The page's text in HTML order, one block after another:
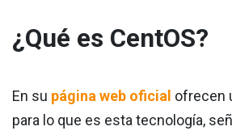
¿Qué es CentOS?
En su página web oficial ofrecen
para lo que es esta tecnología,